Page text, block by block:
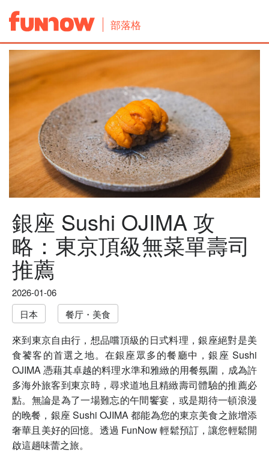
部落格
銀座 Sushi OJIMA 攻
略：東京頂級無菜單壽司
推薦
2026-01-06
日本
餐厅・美食
來到東京自由行，想品嚐頂級的日式料理，銀座絕對是美
食饕客的首選之地。在銀座眾多的餐廳中，銀座 Sushi
OJIMA 憑藉其卓越的料理水準和雅緻的用餐氛圍，成為許
多海外旅客到東京時，尋求道地且精緻壽司體驗的推薦必
點。無論是為了一場難忘的午間饗宴，或是期待一頓浪漫
的晚餐，銀座 Sushi OJIMA 都能為您的東京美食之旅增添
奢華且美好的回憶。透過 FunNow 輕鬆預訂，讓您輕鬆開
啟這趟味蕾之旅。